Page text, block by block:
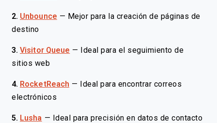
2. Unbounce — Mejor para la creación de páginas de
destino
3. Visitor Queue —
Ideal para el seguimiento de
sitios web
4. RocketReach —
Ideal para encontrar correos
electrónicos
5. Lusha — Ideal para precisión en datos de contacto